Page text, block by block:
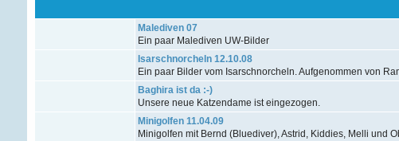
Malediven 07
Ein paar Malediven UW-Bilder
Isarschnorcheln 12.10.08
Ein paar Bilder vom Isarschnorcheln. Aufgenommen von
Baghira ist da :-)
Unsere neue Katzendame ist eingezogen.
Minigolfen 11.04.09
Minigolfen mit Bernd (Bluediver), Astrid, Kiddies, Melli und